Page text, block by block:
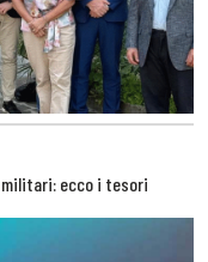
militari: ecco i tesori